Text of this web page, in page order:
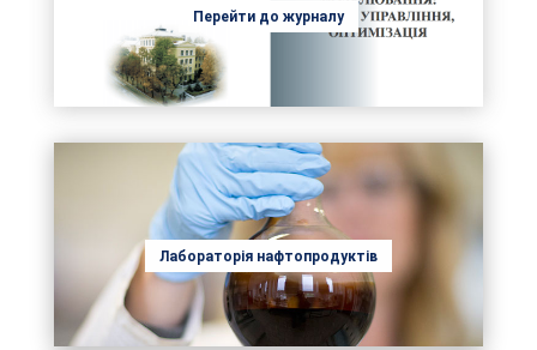
Перейти до журналу
Лабораторія нафтопродуктів